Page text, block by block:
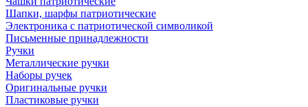
Шапки, шарфы патриотические
Электроника с патриотической символикой
Письменные принадлежности
Ручки
Металлические ручки
Наборы ручек
Оригинальные ручки
Пластиковые ручки